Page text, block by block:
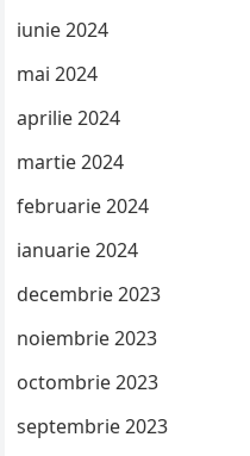
iunie 2024
mai 2024
aprilie 2024
martie 2024
februarie 2024
ianuarie 2024
decembrie 2023
noiembrie 2023
octombrie 2023
septembrie 2023